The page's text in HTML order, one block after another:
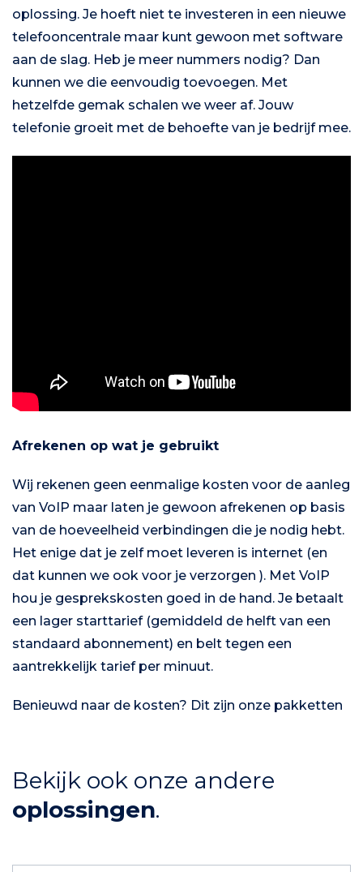
oplossing. Je hoeft niet te investeren in een nieuwe
telefooncentrale maar kunt gewoon met software
aan de slag. Heb je meer nummers nodig? Dan
kunnen we die eenvoudig toevoegen. Met
hetzelfde gemak schalen we weer af. Jouw
telefonie groeit met de behoefte van je bedrijf mee.
Afrekenen op wat je gebruikt
Wij rekenen geen eenmalige kosten voor de aanleg
van VoIP maar laten je gewoon afrekenen op basis
van de hoeveelheid verbindingen die je nodig hebt.
Het enige dat je zelf moet leveren is internet (en
dat kunnen we ook voor je verzorgen ). Met VoIP
hou je gesprekskosten goed in de hand. Je betaalt
een lager starttarief (gemiddeld de helft van een
standaard abonnement) en belt tegen een
aantrekkelijk tarief per minuut.
Benieuwd naar de kosten? Dit zijn onze pakketten
Bekijk ook onze andere
oplossingen.